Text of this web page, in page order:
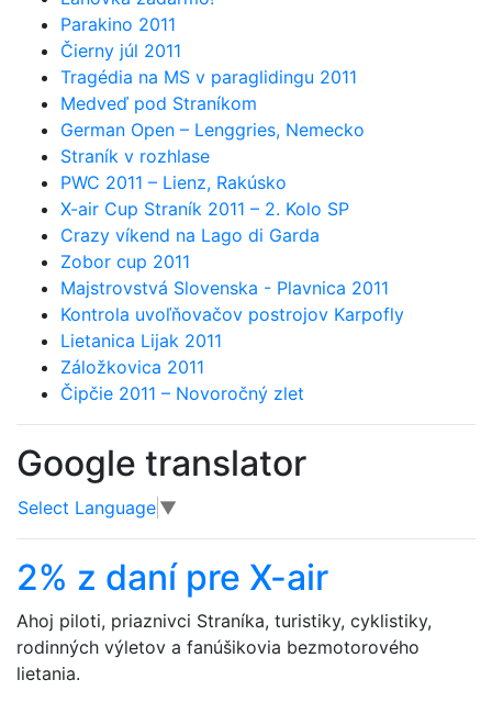
Parakino 2011
Čierny júl 2011
Tragédia na MS v paraglidingu 2011
Medveď pod Straníkom
German Open – Lenggries, Nemecko
Straník v rozhlase
PWC 2011 – Lienz, Rakúsko
X-air Cup Straník 2011 – 2. Kolo SP
Crazy víkend na Lago di Garda
Zobor cup 2011
Majstrovstvá Slovenska - Plavnica 2011
Kontrola uvoľňovačov postrojov Karpofly
Lietanica Lijak 2011
Záložkovica 2011
Čipčie 2011 – Novoročný zlet
Google translator
Select Language ▼
2% z daní pre X-air
Ahoj piloti, priaznivci Straníka, turistiky, cyklistiky,
rodinných výletov a fanúšikovia bezmotorového
lietania.